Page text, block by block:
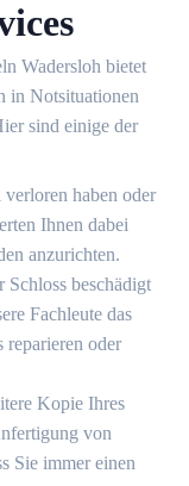
Wadersloh bietet
in Notsituationen
sind einige der
haben oder
Ihnen dabei
anzurichten.
Schloss beschädigt
Fachleute das
reparieren oder
Kopie Ihres
von
Sie immer einen